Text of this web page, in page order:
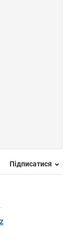
Підписатися